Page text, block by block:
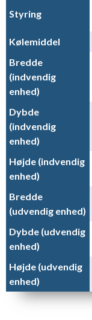
Styring
Kølemiddel
Bredde
(indvendig
enhed)
Dybde
(indvendig
enhed)
Højde (indvendig
enhed)
Bredde
(udvendig enhed)
Dybde (udvendig
enhed)
Højde (udvendig
enhed)